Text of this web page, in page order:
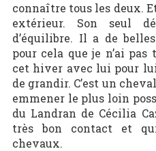
connaître tous les deux.
extérieur. Son seul
d’équilibre. Il a de
pour cela que je n’ai
cet hiver avec lui pour
de grandir. C’est un
emmener le plus loin
du Landran de Cécilia
très bon contact et
chevaux.